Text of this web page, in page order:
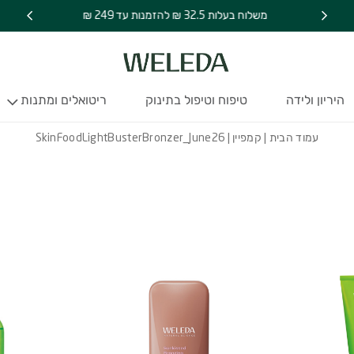
משלוח בעלות 32.5 ₪ להזמנות עד 249 ₪
היריון ולידה טיפוח וטיפול בתינוק ריטואלים ומתנות
עמוד הבית קמפיין